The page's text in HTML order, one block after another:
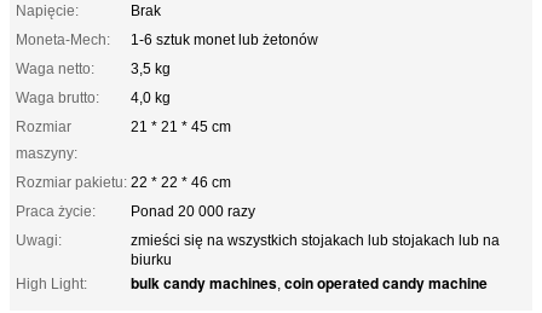
Napięcie:
Brak
Moneta-Mech:
1-6 sztuk monet lub żetonów
Waga netto:
3,5 kg
Waga brutto:
4,0 kg
Rozmiar
maszyny:
21 * 21 * 45 cm
Rozmiar pakietu: 22 * 22 * ​​46 cm
Praca życie:
Ponad 20 000 razy
Uwagi:
zmieści się na wszystkich stojakach lub stojakach lub na
biurku
High Light:
bulk candy machines, coin operated candy machine